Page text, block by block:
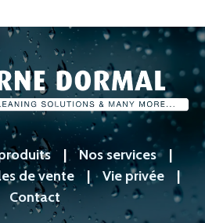
|Nos services|
de vente | Vie privée |
Contact